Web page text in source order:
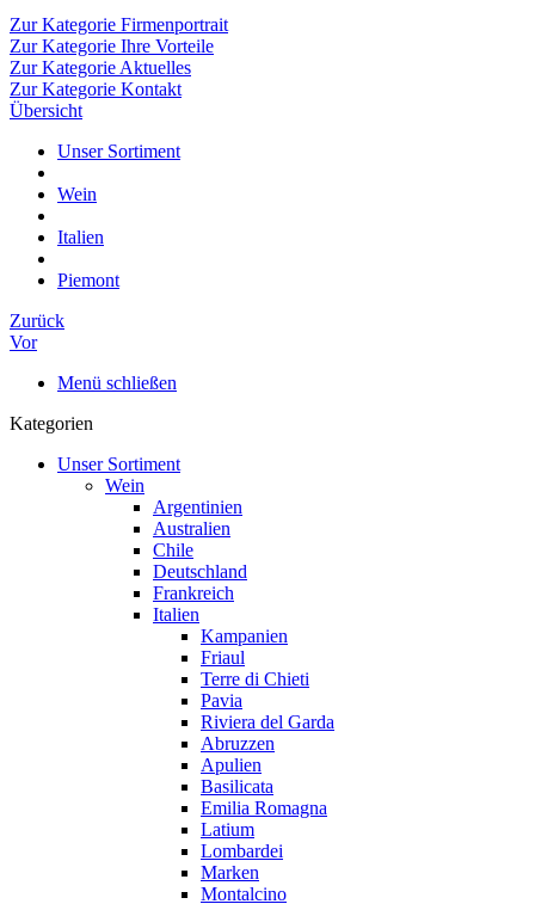
Zur Kategorie Firmenportrait
Zur Kategorie Ihre Vorteile
Zur Kategorie Aktuelles
Zur Kategorie Kontakt
Übersicht
Unser Sortiment
Wein
Italien
Piemont
Zurück
Vor
Menü schließen
Kategorien
Unser Sortiment
Wein
Argentinien
Australien
Chile
Deutschland
Frankreich
Italien
Kampanien
Friaul
Terre di Chieti
Pavia
Riviera del Garda
Abruzzen
Apulien
Basilicata
Emilia Romagna
Latium
Lombardei
Marken
Montalcino